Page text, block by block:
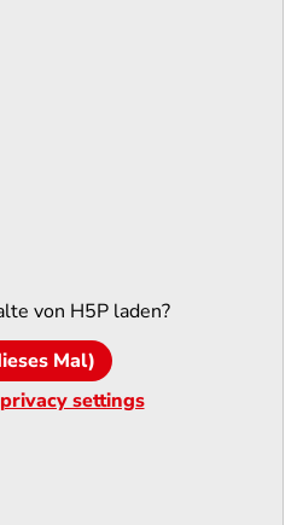
von H5Pladen?
Mal)
settings